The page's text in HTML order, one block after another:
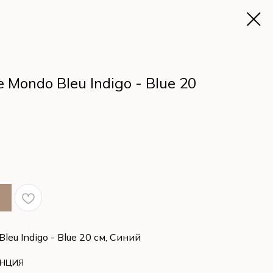
Mondo Bleu Indigo - Blue 20
Indigo - Blue 20 см, Синий